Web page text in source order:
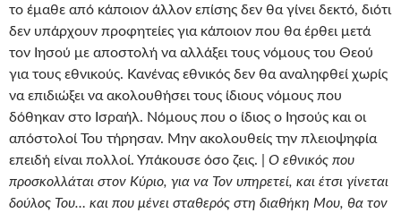
το έμαθε από κάποιον άλλον επίσης δεν θα γίνει δεκτό, διότι
δεν υπάρχουν προφητείες για κάποιον που θα έρθει μετά
τον Ιησού με αποστολή να αλλάξει τους νόμους του Θεού
για τους εθνικούς. Κανένας εθνικός δεν θα αναληφθεί χωρίς
να επιδιώξει να ακολουθήσει τους ίδιους νόμους που
δόθηκαν στο Ισραήλ. Νόμους που ο ίδιος ο Ιησούς και οι
απόστολοί Του τήρησαν. Μην ακολουθείς την πλειοψηφία
επειδή είναι πολλοί. Υπάκουσε όσο ζεις. | Ο εθνικός που
προσκολλάται στον Κύριο, για να Τον υπηρετεί, και έτσι γίνεται
δούλος Του… και που μένει σταθερός στη διαθήκη Μου, θα τον